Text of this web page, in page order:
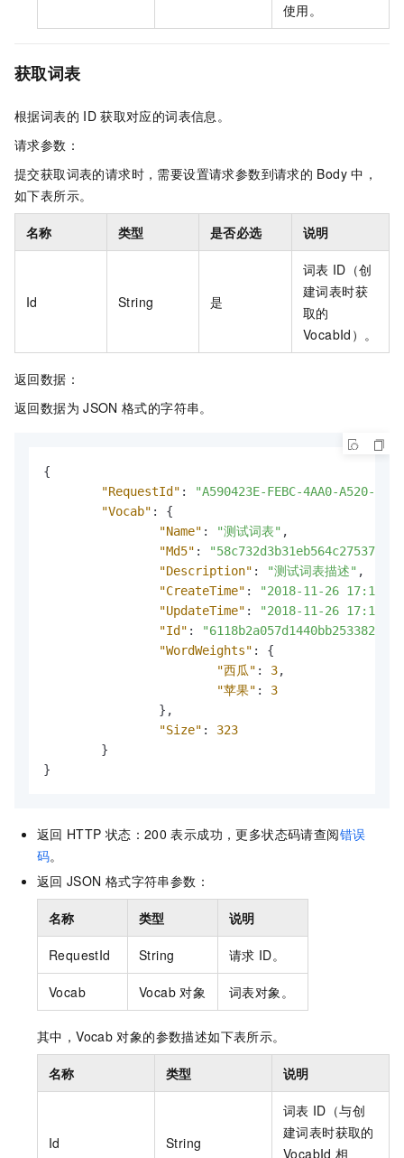
使用。
获取词表
根据词表的 ID 获取对应的词表信息。
请求参数：
提交获取词表的请求时，需要设置请求参数到请求的 Body 中，
如下表所示。
名称 类型 是否必选 说明
Id String 是
词表 ID（创
建词表时获
取的
VocabId）。
返回数据：
返回数据为 JSON 格式的字符串。
{
"RequestId" :
"A590423E-FEBC-4AA0-A520-
"Vocab" :
{
"Name" : "测试词表" ,
"Md5" :
"Description" : "测试词表描述" ,
"CreateTime" :
"2018-11-26
"UpdateTime" :
"2018-11-26
"Id" :
"WordWeights" :
{
"西瓜" : 3,
"苹果" :
3
} ,
"Size" :
323
}
}
返回 HTTP 状态：200 表示成功，更多状态码请查阅错误
码。
返回 JSON 格式字符串参数：
名称 类型 说明
RequestId String 请求 ID。
Vocab Vocab 对象 词表对象。
其中，Vocab 对象的参数描述如下表所示。
名称 类型 说明
Id String
词表 ID（与创
建词表时获取的
VocabId 相